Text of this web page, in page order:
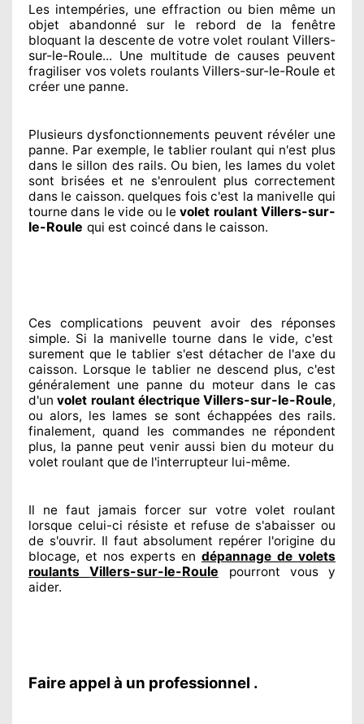
Les intempéries, une effraction ou bien même un
objet abandonné sur le rebord de la fenêtre
bloquant la descente de votre volet roulant Villers-
sur-le-Roule... Une multitude de causes peuvent
fragiliser vos volets roulantsVillers-sur-le-Roule et
créer une panne.
Plusieurs dysfonctionnements peuvent révélerune
panne. Par exemple, le tablier roulant qui n'est plus
dans le sillon des rails. Ou bien, les lames du volet
sont brisées et ne s'enroulent plus correctement
dans le caisson. quelques foisc'est la manivelle qui
tourne dans le vide ou levolet roulant Villers-sur-
le-Roule qui est coincé dans le caisson.
Ces complications peuvent avoir des réponses
simple. Si la manivelle tourne dans le vide, c'est
surement que le tablier s'est détacherde l'axe du
caisson. Lorsque le tablier ne descend plus, c'est
généralement une panne du moteur dans le cas
d'unvolet roulant électrique Villers-sur-le-Roule,
ou alors, les lames se sont échappéesdes rails.
finalement, quand les commandes ne répondent
plus, la panne peut venir aussi bien du moteur du
volet roulant que de l'interrupteur lui-même.
Il ne faut jamais forcer sur votre volet roulant
lorsque celui-ci résiste et refuse de s'abaisser ou
de s'ouvrir. Il faut absolument repérer l'origine du
blocage, et nos experts en dépannage de volets
roulants Villers-sur-le-Roule
pourront vous y
aider.
Faire appel à un professionnel .